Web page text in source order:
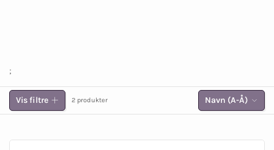
;
Vis filtre 2 produkter Navn (A-Å)